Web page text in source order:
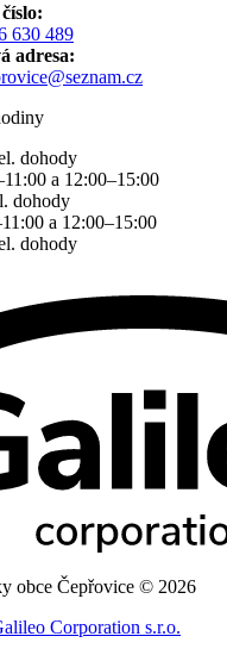
630 489
adresa:
dohody
a 12:00–15:00
dohody
a 12:00–15:00
dohody
obce Čepřovice © 2026
Corporation s.r.o.